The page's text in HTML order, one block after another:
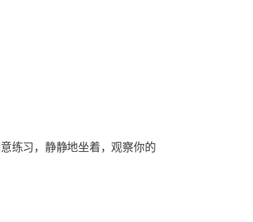
练习，静静地坐着，观察你的